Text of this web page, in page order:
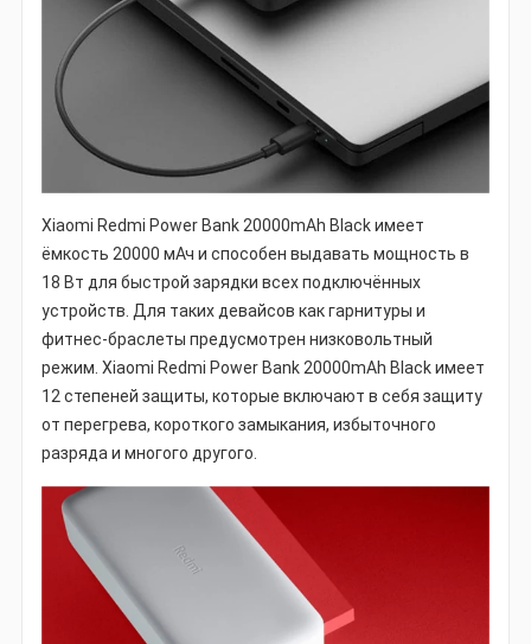
Xiaomi Redmi Power Bank 20000mAh Black имеет
ёмкость 20000 мАч и способен выдавать мощность в
18 Вт для быстрой зарядки всех подключённых
устройств. Для таких девайсов как гарнитуры и
фитнес-браслеты предусмотрен низковольтный
режим. Xiaomi Redmi Power Bank 20000mAh Black имеет
12 степеней защиты, которые включают в себя защиту
от перегрева, короткого замыкания, избыточного
разряда и многого другого.